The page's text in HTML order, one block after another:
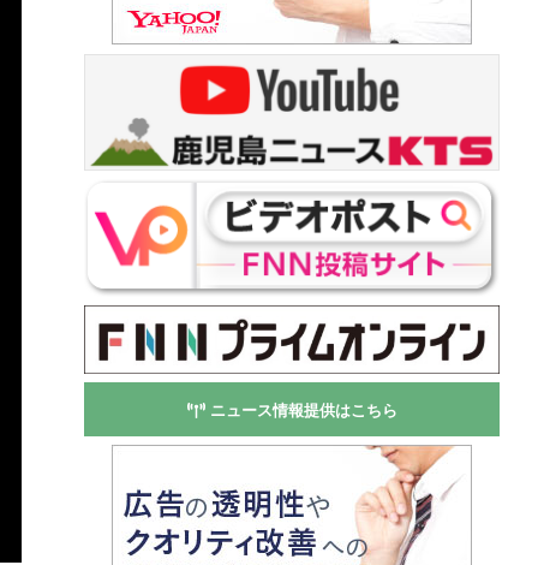
ニュース情報提供はこちら